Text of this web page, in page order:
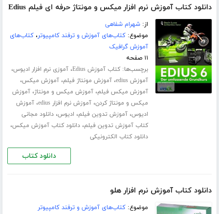
دانلود کتاب آموزش نرم افزار میکس و مونتاژ حرفه ای فیلم Edius
از:شهرام شفاهی
موضوع:کتاب‌های آموزش و ترفند کامپیوتر،کتاب‌های
آموزش گرافیک
۱۱ صفحه
برچسب‌ها:کتاب آموزش Edius ،آموزی نرم افزار ادیوس،
آموزش edius ،آموزش مونتاژ فیلم،آموزش میکس،
آموزش میکس فیلم،آموزش میکس و مونتاژ،آموزش
میکس و مونتاژ کردن،آموزش نرم افزار edius ،آموزش
ادیوس،آموزش تدوین فیلم، ادیوس،دانلود مجانی
کتاب آموزش تدوین فیلم،دانلود کتاب آموزش میکس،
دانلود کتاب الکترونیکی
دانلود کتاب
دانلود کتاب آموزش نرم افزار هلو
موضوع:کتاب‌های آموزش و ترفند کامپیوتر